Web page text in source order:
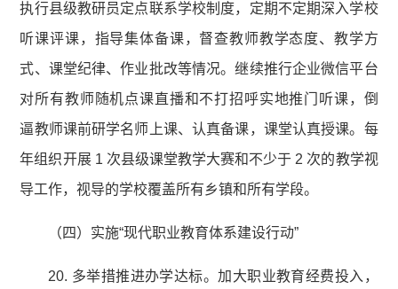
执行县级教研员定点联系学校制度，定期不定期深入学校
听课评课，指导集体备课，督查教师教学态度、教学方
式、课堂纪律、作业批改等情况。继续推行企业微信平台
对所有教师随机点课直播和不打招呼实地推门听课，倒
逼教师课前研学名师上课、认真备课，课堂认真授课。每
年组织开展 1 次县级课堂教学大赛和不少于 2 次的教学视
导工作，视导的学校覆盖所有乡镇和所有学段。
（四）实施“现代职业教育体系建设行动”
20. 多举措推进办学达标。加大职业教育经费投入，